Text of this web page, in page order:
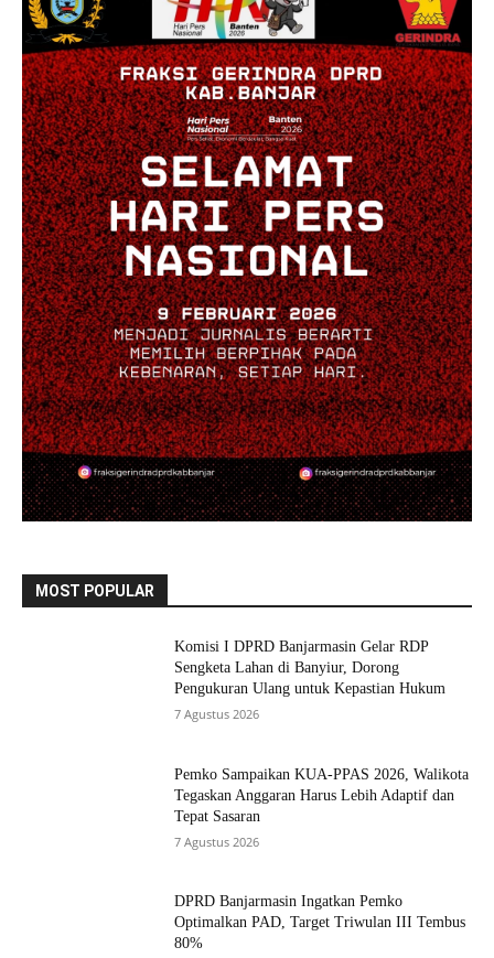
MOST POPULAR
Komisi I DPRD Banjarmasin Gelar RDP
Sengketa Lahan di Banyiur, Dorong
Pengukuran Ulang untuk Kepastian Hukum
7 Agustus 2026
Pemko Sampaikan KUA-PPAS 2026, Walikota
Tegaskan Anggaran Harus Lebih Adaptif dan
Tepat Sasaran
7 Agustus 2026
DPRD Banjarmasin Ingatkan Pemko
Optimalkan PAD, Target Triwulan III Tembus
80%